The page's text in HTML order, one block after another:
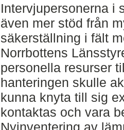
Intervjupersonerna i
även mer stöd från
säkerställning i fält
Norrbottens
personella resurser
hanteringen skulle
kunna knyta till sig
kontaktas och vara
Nyinventering av